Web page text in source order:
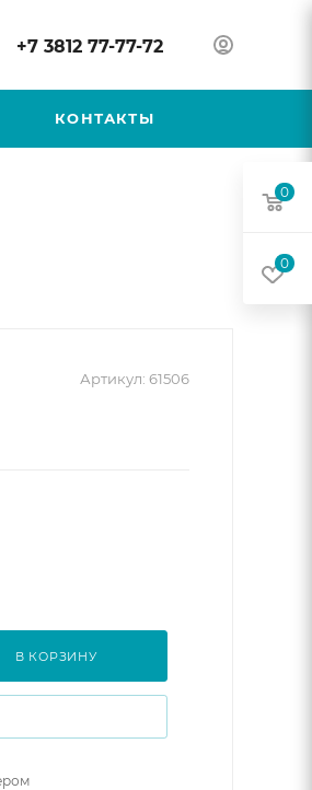
+7 3812 77-77-72
КОНТАКТЫ
Артикул: 61506
В КОРЗИНУ
0
0